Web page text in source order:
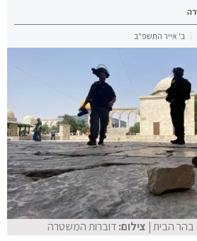
ב' אייר התשפ"ב
בהר הבית| צילום:דוברות המשטרה